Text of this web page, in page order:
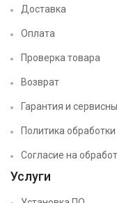
Доставка
Оплата
Проверка товара
Возврат
Гарантия и
Политика
Согласие на
Услуги